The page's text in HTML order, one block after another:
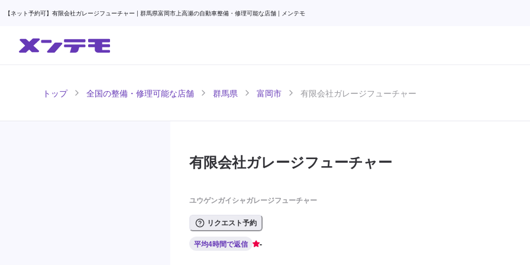
【ネット予約可】有限会社ガレージフューチャー | 群馬県富岡市上高瀬の自動車整備・修理可能な店舗 | メンテモ
トップ 全国の整備・修理可能な店舗 群馬県 富岡市 有限会社ガレージフューチャー
有限会社ガレージフューチャー
ユウゲンガイシャガレージフューチャー
リクエスト予約
平均4時間で返信 -